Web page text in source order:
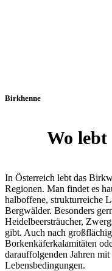
Birkhenne
Wo
In Österreich lebt das
Regionen. Man findet es
halboffene, strukturreiche
Bergwälder. Besonders
Heidelbeersträucher,
gibt. Auch nach
Borkenkäferkalamitäten
darauffolgenden Jahren
Lebensbedingungen.